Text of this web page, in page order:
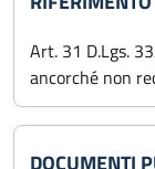
Art. 31 D.Lgs.
ancorché non
DOCUMENTI